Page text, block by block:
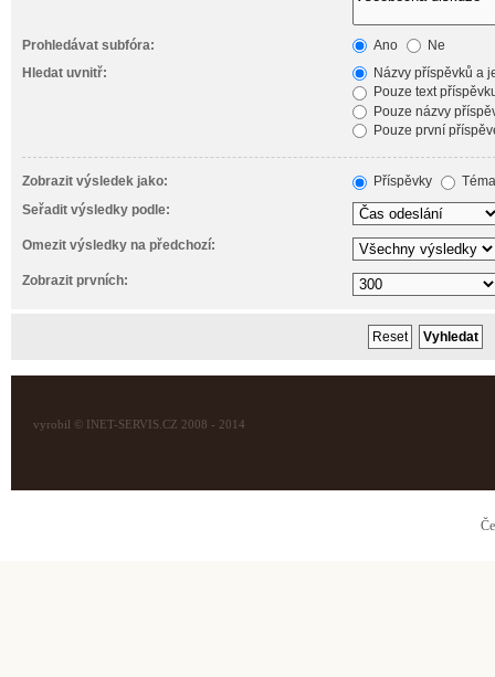
Prohledávat subfóra: Ano
Ne
Hledat uvnitř:
Názvy příspěvků a
Pouze text
Pouze názvy
Pouze první
Zobrazit výsledek jako: Příspěvky
Seřadit výsledky podle:
Omezit výsledky na předchozí:
Zobrazit prvních:
vyrobil © INET-SERVIS.CZ 2008 - 2014